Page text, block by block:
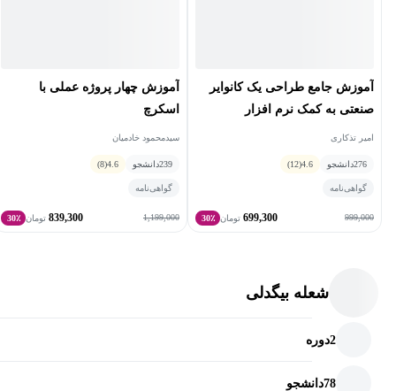
آموزش جامع طراحی یک کانوایر
صنعتی به کمک نرم افزار
سالیدورکس
امیر تذکاری
276دانشجو 4.6
(12)
گواهی‌نامه
999,000
699,300 تومان 30٪
آموزش چهار پروژه عملی با
اسکرچ
سیدمحمود خادمیان
239دانشجو 4.6
(8)
گواهی‌نامه
1,199,000
839,300 تومان 30٪
شعله بیگدلی
2دوره
78دانشجو